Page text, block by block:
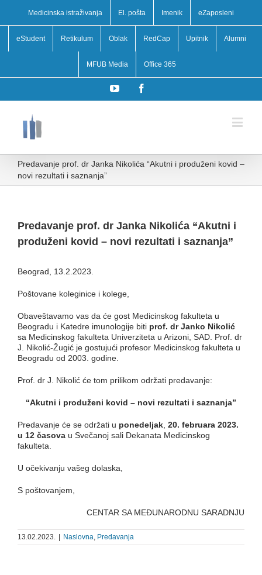
Medicinska istraživanja El. pošta Imenik eZaposleni
eStudent Retikulum Oblak RedCap Upitnik Alumni
MFUB Media Office 365
YouTube
Predavanje prof. dr Janka Nikolića “Akutni i produženi kovid –
novi rezultati i saznanja”
Predavanje prof. dr Janka Nikolića “Akutni i
produženi kovid – novi rezultati i saznanja”
Beograd, 13.2.2023.
Poštovane koleginice i kolege,
Obaveštavamo vas da će gost Medicinskog fakulteta u
Beogradu i Katedre imunologije biti prof. drJanko Nikolić
sa Medicinskog fakulteta Univerziteta u Arizoni, SAD. Prof. dr
J. Nikolić-Žugić je gostujući profesor Medicinskog fakulteta u
Beogradu od 2003. godine.
Prof. dr J. Nikolić će tom prilikom održati predavanje:
“Akutni i produženi kovid – novi rezultati i saznanja”
Predavanje će se održati u ponedeljak 20. februara 2023.
u 12 časova u Svečanoj sali Dekanata Medicinskog
fakulteta.
U očekivanju vašeg dolaska,
S poštovanjem,
CENTAR SA MEĐUNARODNU SARADNJU
13.02.2023. Naslovna, Predavanja